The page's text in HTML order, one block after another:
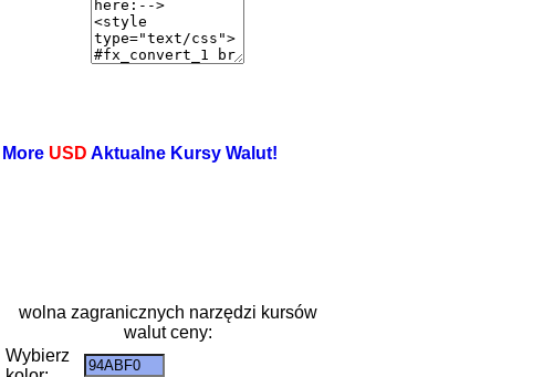
More USD Aktualne Kursy Walut!
wolna zagranicznych narzędzi kursów
walut ceny:
Wybierz